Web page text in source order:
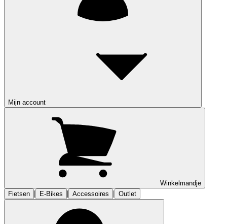
Mijn account
Winkelmandje
Fietsen | E-Bikes | Accessoires | Outlet